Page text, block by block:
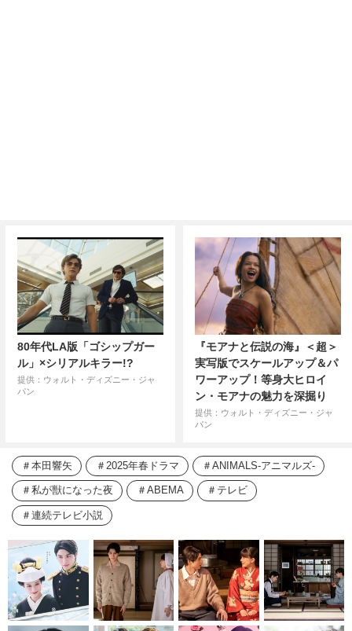
80年代LA版「ゴシップガー
ル」×シリアルキラー!?
提供：ウォルト・ディズニー・ジャ
パン
『モアナと伝説の海』＜超＞
実写版でスケールアップ＆パ
ワーアップ！等身大ヒロイ
ン・モアナの魅力を深掘り
提供：ウォルト・ディズニー・ジャ
パン
本田響矢 2025年春ドラマ ANIMALS‐アニマルズ‐
私が獣になった夜 ABEMA テレビ
連続テレビ小説